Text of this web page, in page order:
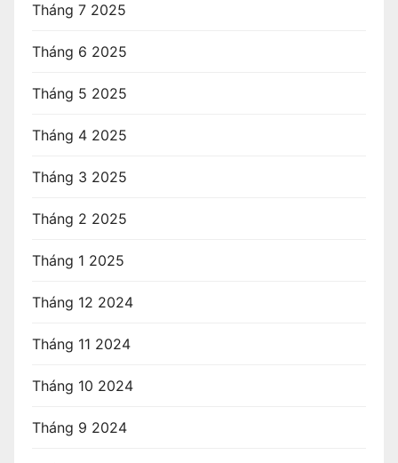
Tháng 7 2025
Tháng 6 2025
Tháng 5 2025
Tháng 4 2025
Tháng 3 2025
Tháng 2 2025
Tháng 1 2025
Tháng 12 2024
Tháng 11 2024
Tháng 10 2024
Tháng 9 2024